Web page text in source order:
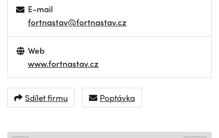
E-mail
fortnastav@fortnastav.cz
Web
www.fortnastav.cz
Sdílet firmu Poptávka